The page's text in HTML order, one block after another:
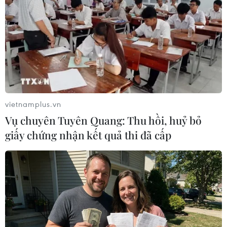
thương mại cổ phần như VIB, ACB, Sacombank
là 8,5-9,5% và MB, VPBank, Techcombank là
10,5-12%. Nhìn chung, mặt bằng "room" tín
dụng được Ngân hàng Nhà cấp cho các tổ chức
tín dụng thấp hơn tổng thể cả năm trước./.
(Vietnam+)
vietnamplus.vn
Vụ chuyên Tuyên Quang: Thu hồi, huỷ bỏ
giấy chứng nhận kết quả thi đã cấp